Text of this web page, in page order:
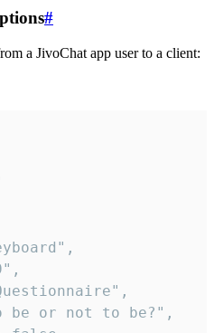
#
a JivoChat app user to a client: